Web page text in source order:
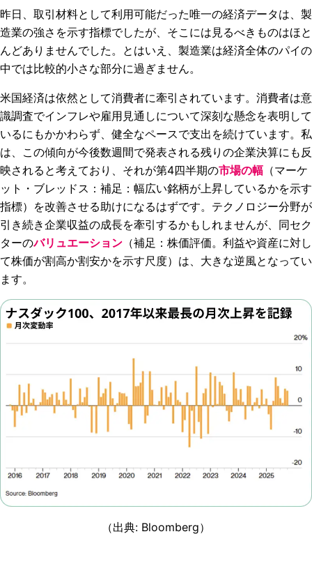
昨日、取引材料として利用可能だった唯一の経済データは、製
造業の強さを示す指標でしたが、そこには見るべきものはほと
んどありませんでした。とはいえ、製造業は経済全体のパイの
中では比較的小さな部分に過ぎません。
米国経済は依然として消費者に牽引されています。消費者は意
識調査でインフレや雇用見通しについて深刻な懸念を表明して
いるにもかかわらず、健全なペースで支出を続けています。私
は、この傾向が今後数週間で発表される残りの企業決算にも反
映されると考えており、それが第4四半期の市場の幅 （マーケ
ット・ブレッドス：補足：幅広い銘柄が上昇しているかを示す
指標）を改善させる助けになるはずです。テクノロジー分野が
引き続き企業収益の成長を牽引するかもしれませんが、同セク
ターのバリュエーション （補足：株価評価。利益や資産に対し
て株価が割高か割安かを示す尺度）は、大きな逆風となってい
ます。
（出典: Bloomberg）